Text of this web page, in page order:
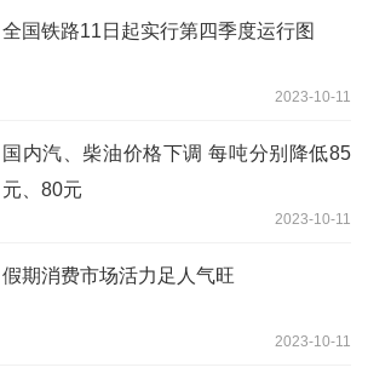
全国铁路11日起实行第四季度运行图
2023-10-11
国内汽、柴油价格下调 每吨分别降低85
元、80元
2023-10-11
假期消费市场活力足人气旺
2023-10-11